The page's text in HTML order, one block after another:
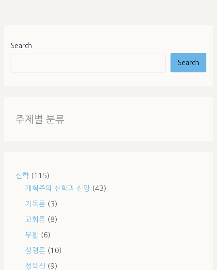
Search
Search
주제별 분류
신학 (115)
개혁주의 신학과 신앙 (43)
기독론 (3)
교회론 (8)
부활 (6)
성령론 (10)
성육신 (9)